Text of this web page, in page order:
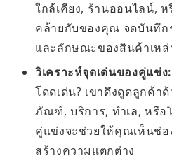
ใกล้เคียง, ร้านออนไลน์,
คล้ายกับของคุณ จดบันทึ
และลักษณะของสินค้าเห
วิเคราะห์จุดเด่นของคู่แข่ง:
โดดเด่น? เขาดึงดูดลูกค้า
ภัณฑ์, บริการ, ทำเล, หรือ
คู่แข่งจะช่วยให้คุณเห็นช่อ
สร้างความแตกต่าง